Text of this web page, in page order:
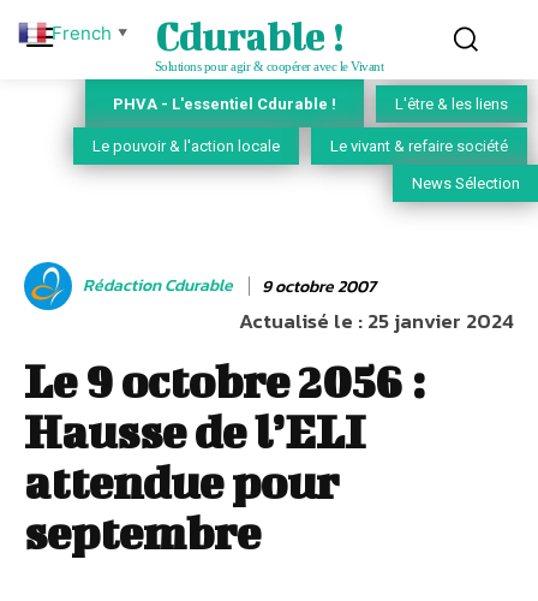
Cdurable !
Solutions pour agir & coopérer avec le Vivant
PHVA - L'essentiel Cdurable ! L'être & les liens
Le pouvoir & l'action locale Le vivant & refaire société
News Sélection
Rédaction Cdurable 9 octobre 2007
Actualisé le :25 janvier 2024
Le 9 octobre 2056 :
Hausse de l’ELI
attendue pour
septembre
French ▼